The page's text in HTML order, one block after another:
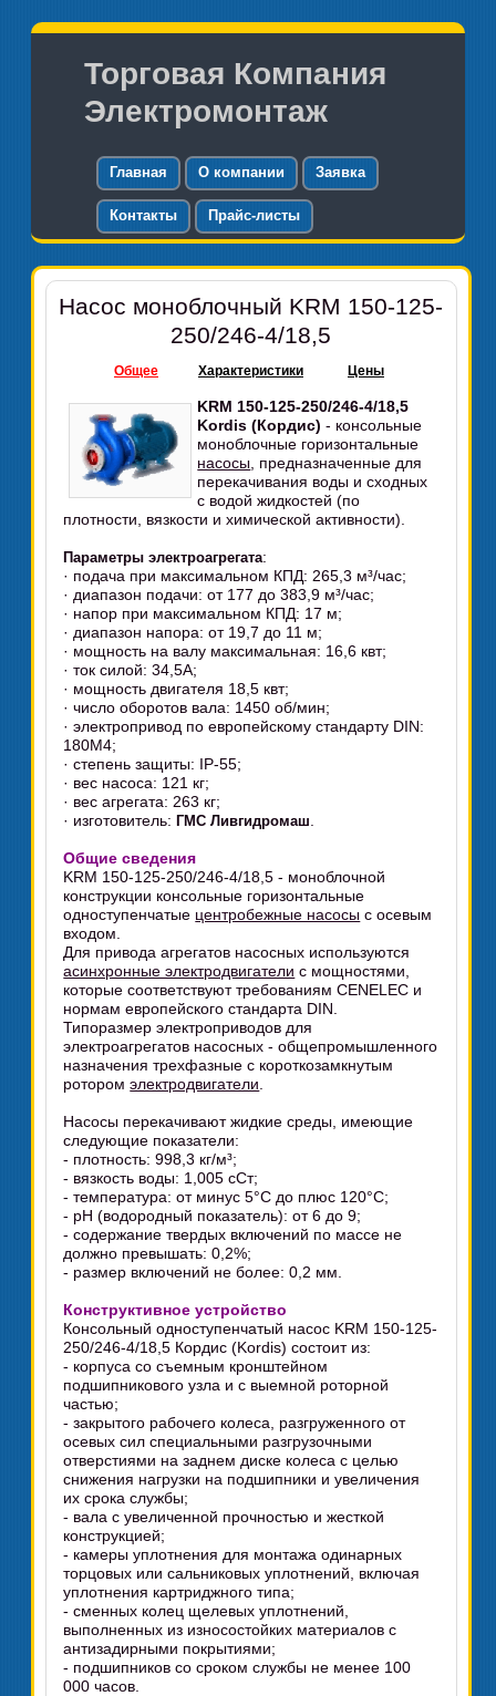
Торговая Компания
Электромонтаж
Главная О компании Заявка
Контакты Прайс-листы
Насос моноблочный KRM 150-125-
250/246-4/18,5
Общее Характеристики Цены
KRM 150-125-250/246-4/18,5
Kordis (Кордис) - консольные
моноблочные горизонтальные
насосы , предназначенные для
перекачивания воды и сходных
с водой жидкостей (по
плотности, вязкости и химической активности).
Параметры электроагрегата:
· подача при максимальном КПД: 265,3 м³/час;
· диапазон подачи: от 177 до 383,9 м³/час;
· напор при максимальном КПД: 17 м;
· диапазон напора: от 19,7 до 11 м;
· мощность на валу максимальная: 16,6 квт;
· ток силой: 34,5А;
· мощность двигателя 18,5 квт;
· число оборотов вала: 1450 об/мин;
· электропривод по европейскому стандарту DIN:
180M4;
· степень защиты: IP-55;
· вес насоса: 121 кг;
· вес агрегата: 263 кг;
· изготовитель:ГМС Ливгидромаш
Общие сведения
KRM 150-125-250/246-4/18,5 - моноблочной
конструкции консольные горизонтальные
одноступенчатые центробежные насосы с осевым
входом.
Для привода агрегатов насосных используются
асинхронные электродвигатели с мощностями,
которые соответствуют требованиям CENELEC и
нормам европейского стандарта DIN.
Типоразмер электроприводов для
электроагрегатов насосных - общепромышленного
назначения трехфазные с короткозамкнутым
роторомэлектродвигатели
Насосы перекачивают жидкие среды, имеющие
следующие показатели:
- плотность: 998,3 кг/м³;
- вязкость воды: 1,005 сСт;
- температура: от минус 5°C до плюс 120°C;
- pH (водородный показатель): от 6 до 9;
- содержание твердых включений по массе не
должно превышать: 0,2%;
- размер включений не более: 0,2 мм.
Конструктивное устройство
Консольный одноступенчатый насос KRM 150-125-
250/246-4/18,5 Кордис (Kordis) состоит из:
- корпуса со съемным кронштейном
подшипникового узла и с выемной роторной
частью;
- закрытого рабочего колеса, разгруженного от
осевых сил специальными разгрузочными
отверстиями на заднем диске колеса с целью
снижения нагрузки на подшипники и увеличения
их срока службы;
- вала с увеличенной прочностью и жесткой
конструкцией;
- камеры уплотнения для монтажа одинарных
торцовых или сальниковых уплотнений, включая
уплотнения картриджного типа;
- сменных колец щелевых уплотнений,
выполненных из износостойких материалов с
антизадирными покрытиями;
- подшипников со сроком службы не менее 100
000 часов.